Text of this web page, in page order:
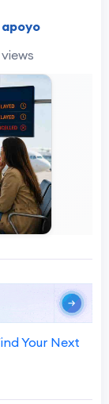
Your Next